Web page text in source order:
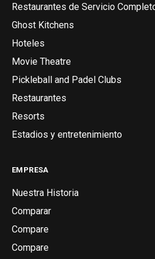
Restaurantes de Servicio
Ghost Kitchens
Hoteles
Movie Theatre
Pickleball and Padel Clubs
Restaurantes
Resorts
Estadios y entretenimiento
EMPRESA
Nuestra Historia
Comparar
Compare
Compare